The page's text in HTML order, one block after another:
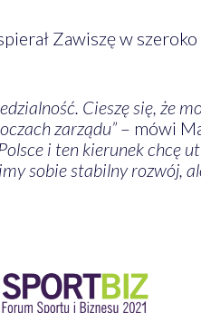
Zawiszę w
Cieszę się, że
zarządu”– mówi
i ten kierunek chcę
sobie stabilny rozwój,